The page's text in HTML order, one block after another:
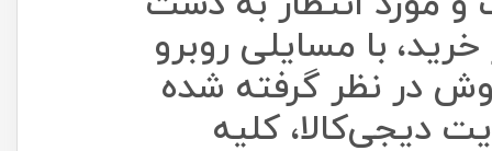
با مسایلی روبرو
در نظر گرفته شده
دیجی‌کالا، کلیه